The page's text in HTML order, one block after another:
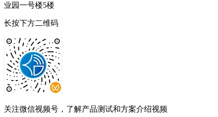
业园一号楼5楼
长按下方二维码
关注微信视频号，了解产品测试和方案介绍视频